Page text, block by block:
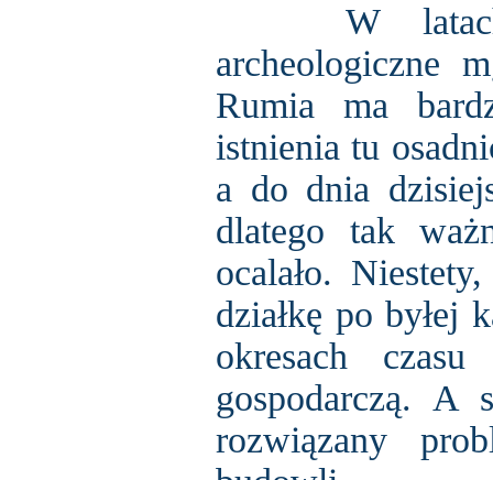
W latach
archeologiczne
Rumia ma
istnienia tu
a do dnia
dlatego tak
ocalało.
działkę po byłej
okresach
gospodarczą. A
rozwiązany